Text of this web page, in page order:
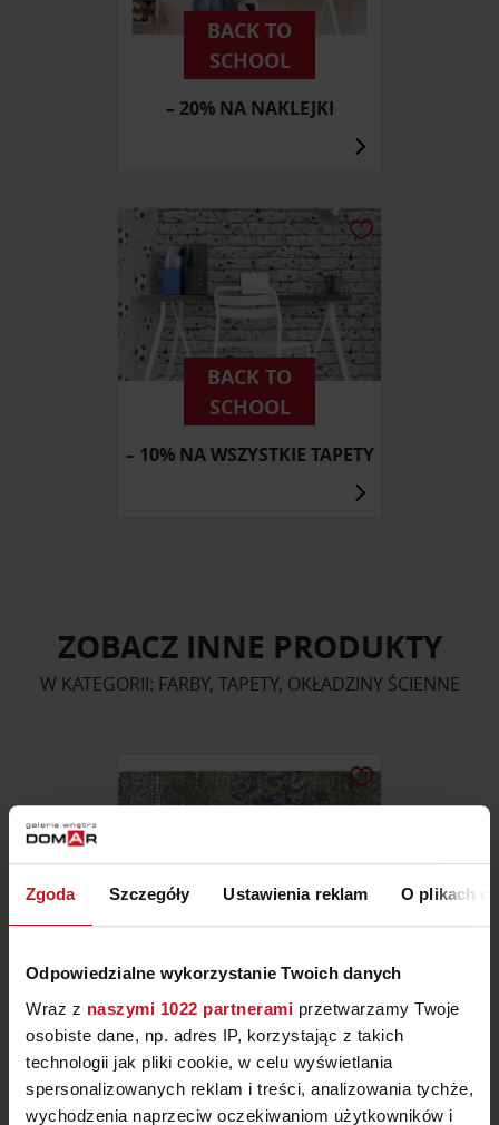
Zgoda Szczegóły Ustawienia reklam O plikach
Odpowiedzialne wykorzystanie Twoich danych
Wraz z naszymi 1022 partnerami przetwarzamy Twoje
osobiste dane, np. adres IP, korzystając z takich
technologii jak pliki cookie, w celu wyświetlania
spersonalizowanych reklam i treści, analizowania tychże,
wychodzenia naprzeciw oczekiwaniom użytkowników i
BACK TO
SCHOOL
– 20% NA NAKLEJKI
BACK TO
SCHOOL
– 10% NA WSZYSTKIE TAPETY
ZOBACZ INNE PRODUKTY
W KATEGORII: FARBY, TAPETY, OKŁADZINY ŚCIENNE
TAPETA ARTIZO
ZAPYTAJ O CENĘ W SALONIE